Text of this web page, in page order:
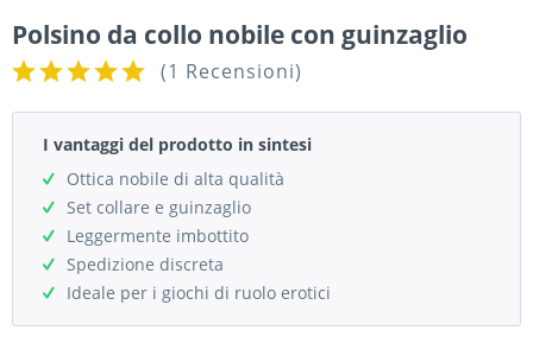
Polsino da collo nobile con guinzaglio
(1 Recensioni)
I vantaggi del prodotto in sintesi
Ottica nobile di alta qualità
Set collare e guinzaglio
Leggermente imbottito
Spedizione discreta
Ideale per i giochi di ruolo erotici